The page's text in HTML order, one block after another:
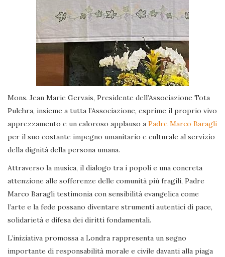
Mons. Jean Marie Gervais, Presidente dell’Associazione Tota
Pulchra, insieme a tutta l’Associazione, esprime il proprio vivo
apprezzamento e un caloroso applauso a Padre Marco Baragli
per il suo costante impegno umanitario e culturale al servizio
della dignità della persona umana.
Attraverso la musica, il dialogo tra i popoli e una concreta
attenzione alle sofferenze delle comunità più fragili, Padre
Marco Baragli testimonia con sensibilità evangelica come
l’arte e la fede possano diventare strumenti autentici di pace,
solidarietà e difesa dei diritti fondamentali.
L’iniziativa promossa a Londra rappresenta un segno
importante di responsabilità morale e civile davanti alla piaga